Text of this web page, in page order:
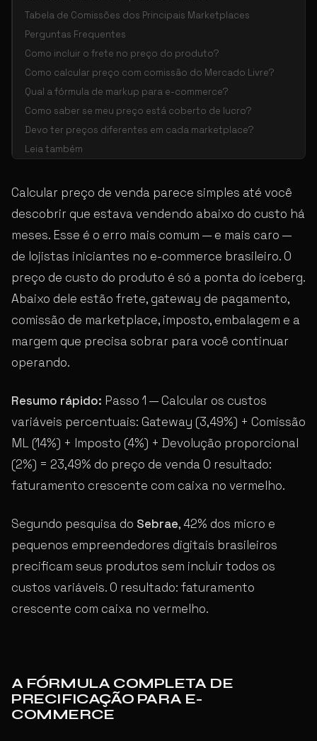
Tabela de Comissões dos Principais Marketplaces
Perguntas Frequentes
Como incluir o frete no preço do produto?
Como calcular preço com comissão do Mercado Livre?
Qual a fórmula de markup para e-commerce?
Como saber se meu preço está coberto de lucro?
Devo ter preços diferentes em cada marketplace?
Leia também
Calcular preço de venda parece simples até você
descobrir que estava vendendo abaixo do custo há
meses. Esse é o erro mais comum — e mais caro —
de lojistas iniciantes no e-commerce brasileiro. O
preço de custo do produto é só a ponta do iceberg.
Abaixo dele estão frete, gateway de pagamento,
comissão de marketplace, imposto, embalagem e a
margem que precisa sobrar para você continuar
operando.
Resumo rápido: Passo 1 — Calcular os custos
variáveis percentuais: Gateway (3,49%) + Comissão
ML (14%) + Imposto (4%) + Devolução proporcional
(2%) = 23,49% do preço de venda O resultado:
faturamento crescente com caixa no vermelho.
Segundo pesquisa do Sebrae, 42% dos micro e
pequenos empreendedores digitais brasileiros
precificam seus produtos sem incluir todos os
custos variáveis. O resultado: faturamento
crescente com caixa no vermelho.
A FÓRMULA COMPLETA DE
PRECIFICAÇÃO PARA E-
COMMERCE